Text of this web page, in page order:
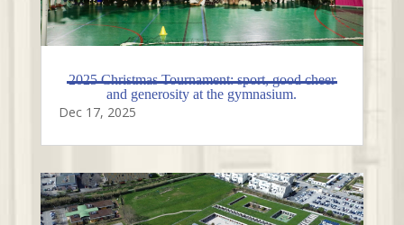
2025 Christmas Tournament: sport, good cheer
and generosity at the gymnasium.
Dec 17, 2025